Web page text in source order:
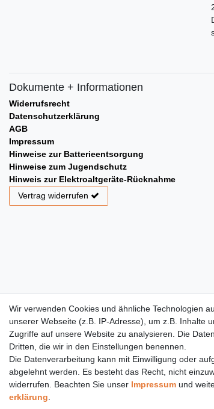
Dokumente + Informationen
Widerrufsrecht
Datenschutzerklärung
AGB
Impressum
Hinweise zur Batterieentsorgung
Hinweise zum Jugendschutz
Hinweis zur Elektroaltgeräte-Rücknahme
Vertrag widerrufen
Wir verwenden Cookies und ähnliche Technologien
unserer Webseite (z.B. IP-Adresse), um z.B. Inhalte
Zugriffe auf unsere Website zu analysieren. Die
Dritten, die wir in den Einstellungen benennen.
Die Datenverarbeitung kann mit Einwilligung oder
abgelehnt werden. Es besteht das Recht, nicht
widerrufen. Beachten Sie unser Impressum und
erklärung